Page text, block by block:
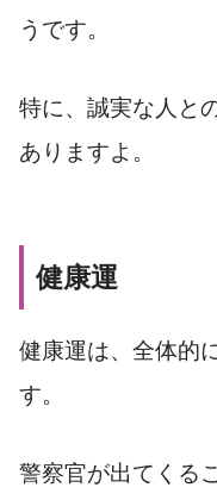
うです。
特に、誠実な人と
ありますよ。
健康運
健康運は、全体的
す。
警察官が出てくる